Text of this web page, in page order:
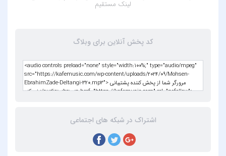
لینک مستقیم
کد پخش آنلاین برای وبلاگ
اشتراک در شبکه های اجتماعی